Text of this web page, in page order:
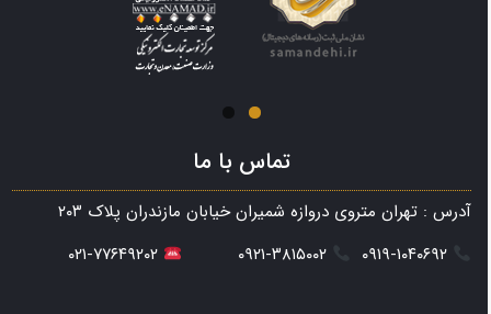
تماس با ما
آدرس : تهران متروی دروازه شمیران خیابان مازندران پلاک ۲۰۳
۰۲۱-۷۷۶۴۹۲۰۲